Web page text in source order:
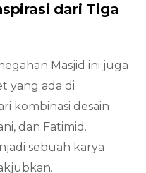
dari Tiga
Masjid ini juga
yang ada di
kombinasi desain
dan Fatimid.
sebuah karya